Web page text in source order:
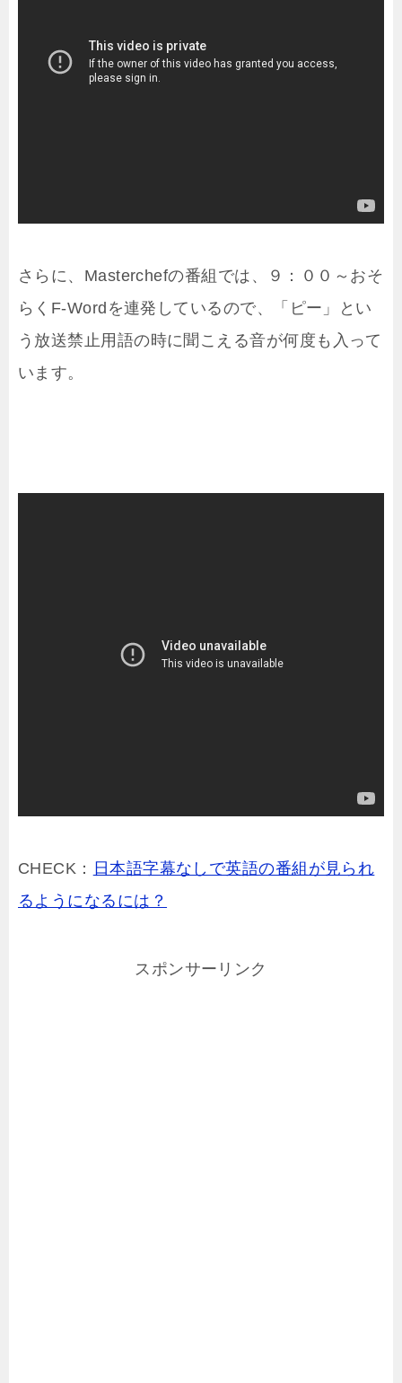
さらに、Masterchefの番組では、９：００～おそ
らくF-Wordを連発しているので、「ピー」とい
う放送禁止用語の時に聞こえる音が何度も入って
います。
CHECK：
日本語字幕なしで英語の番組が見られ
るようになるには？
スポンサーリンク